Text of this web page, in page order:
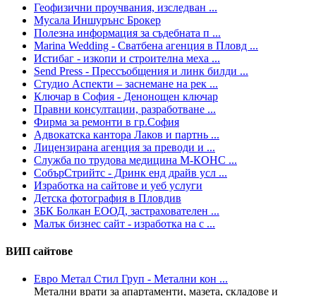
Геофизични проучвания, изследван ...
Мусала Иншурънс Брокер
Полезна информация за съдебната п ...
Marina Wedding - Сватбена агенция в Пловд ...
Истибаг - изкопи и строителна меха ...
Send Press - Прессъобщения и линк билди ...
Студио Аспекти – заснемане на рек ...
Ключар в София - Денонощен ключар
Правни консултации, разработване ...
Фирма за ремонти в гр.София
Адвокатска кантора Лаков и партнь ...
Лицензирана агенция за преводи и ...
Служба по трудова медицина М-КОНС ...
СобърСтрийтс - Дринк енд драйв усл ...
Изработка на сайтове и уеб услуги
Детска фотография в Пловдив
ЗБК Болкан ЕООД, застрахователен ...
Малък бизнес сайт - изработка на с ...
ВИП сайтове
Евро Метал Стил Груп - Метални кон ...
Метални врати за апартаменти, мазета, складове и